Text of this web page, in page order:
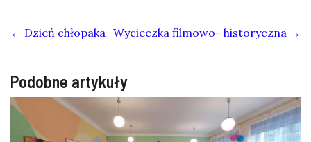
← Dzień chłopaka Wycieczka filmowo- historyczna →
Podobne artykuły